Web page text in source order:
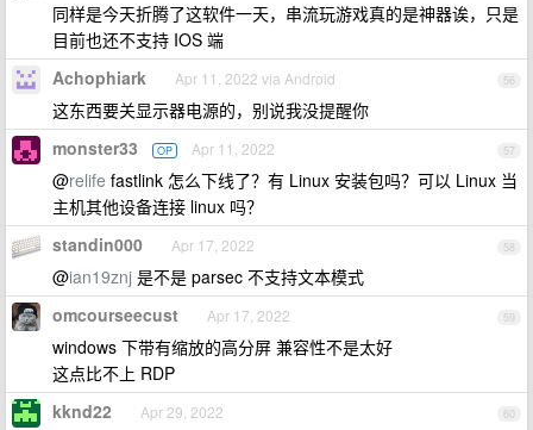
同样是今天折腾了这软件一天，串流玩游戏真的是神器诶，只是
目前也还不支持 IOS 端
56
Achophiark Apr 11, 2022 via Android
这东西要关显示器电源的，别说我没提醒你
57
monster33 OP Apr 11, 2022
@relife fastlink 怎么下线了？有 Linux 安装包吗？可以 Linux 当
主机其他设备连接 linux 吗？
58
standin000 Apr 17, 2022
@ian19znj 是不是 parsec 不支持文本模式
59
omcourseecust Apr 17, 2022
windows 下带有缩放的高分屏 兼容性不是太好
这点比不上 RDP
60
kknd22 Apr 29, 2022